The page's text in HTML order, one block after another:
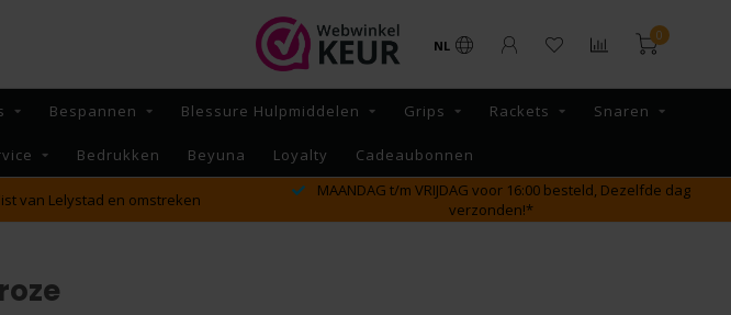
NL
0
Bespannen Blessure Hulpmiddelen Grips Rackets Snaren
Bedrukken Beyuna Loyalty Cadeaubonnen
van Lelystad en omstreken
MAANDAG t/m VRIJDAG voor 16:00 besteld, Dezelfde dag
verzonden!*